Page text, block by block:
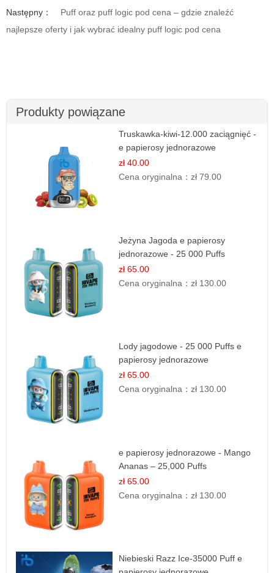
Następny：
Puff oraz puff logic pod cena – gdzie znaleźć
najlepsze oferty i jak wybrać idealny puff logic pod cena
Produkty powiązane
Truskawka-kiwi-12.000 zaciągnięć -
e papierosy jednorazowe
zł 40.00
Cena oryginalna：zł 79.00
Jeżyna Jagoda e papierosy
jednorazowe - 25 000 Puffs
zł 65.00
Cena oryginalna：zł 130.00
Lody jagodowe - 25 000 Puffs e
papierosy jednorazowe
zł 65.00
Cena oryginalna：zł 130.00
e papierosy jednorazowe - Mango
Ananas – 25,000 Puffs
zł 65.00
Cena oryginalna：zł 130.00
Niebieski Razz Ice-35000 Puff e